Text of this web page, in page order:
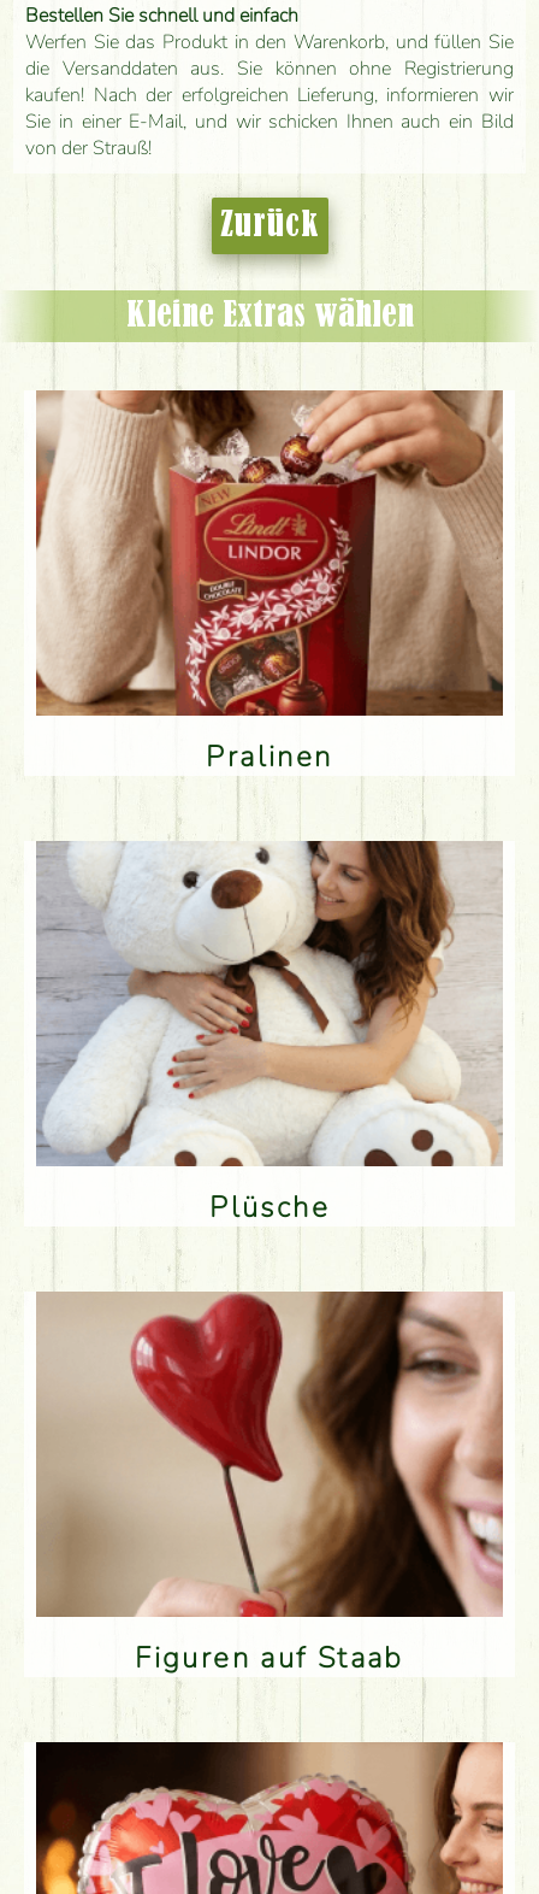
Bestellen Sie schnell und einfach
Werfen Sie das Produkt in den Warenkorb, und füllen Sie
die Versanddaten aus. Sie können ohne Registrierung
kaufen! Nach der erfolgreichen Lieferung, informieren wir
Sie in einer E-Mail, und wir schicken Ihnen auch ein Bild
von der Strauß!
Zurück
Kleine Extras wählen
Pralinen
Plüsche
Figuren auf Staab